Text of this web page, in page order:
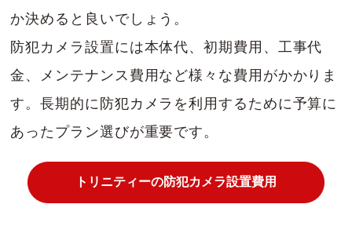
か決めると良いでしょう。
防犯カメラ設置には本体代、初期費用、工事代
金、メンテナンス費用など様々な費用がかかりま
す。長期的に防犯カメラを利用するために予算に
あったプラン選びが重要です。
トリニティーの防犯カメラ設置費用